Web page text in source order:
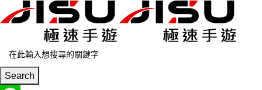
Search